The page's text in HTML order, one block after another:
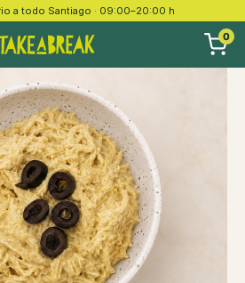
a todo Santiago · 09:00–20:00 h
0